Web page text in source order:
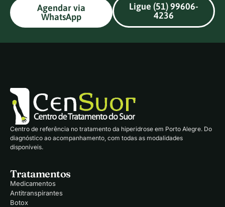
Agendar via
WhatsApp
Ligue (51) 99606-
4236
Centro de referência no tratamento da hiperidrose em Porto Alegre. Do
diagnóstico ao acompanhamento, com todas as modalidades
disponíveis.
Tratamentos
Medicamentos
Antitranspirantes
Botox